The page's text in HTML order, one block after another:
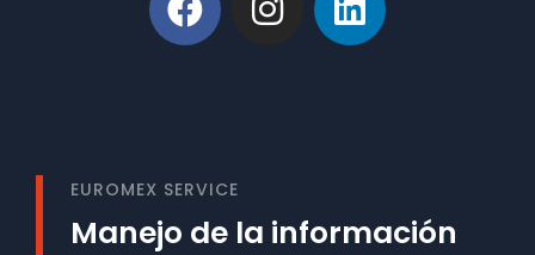
EUROMEX SERVICE
Manejo de la información